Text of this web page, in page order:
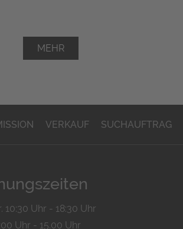
MEHR
VERKAUF SUCHAUFTRAG
10:30 Uhr - 18:30 Uhr
Uhr - 15.00 Uhr